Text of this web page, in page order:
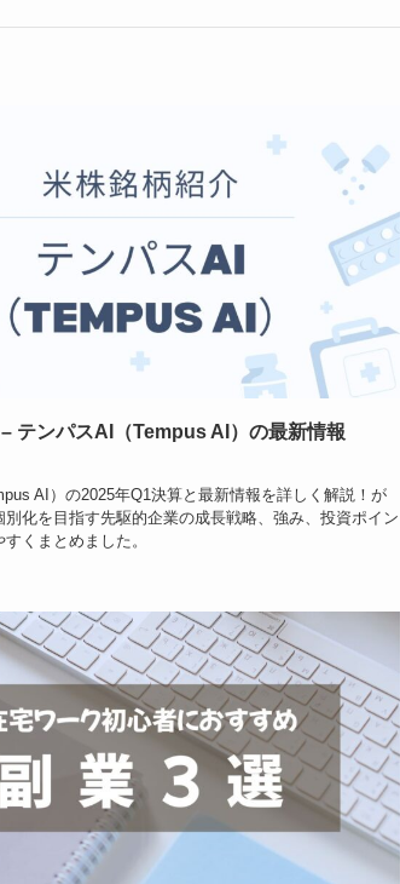
テンパスAI（Tempus AI）の最新情報
AI）の2025年Q1決算と最新情報を詳しく解説！が
別化を目指す先駆的企業の成長戦略、強み、投資ポイン
くまとめました。